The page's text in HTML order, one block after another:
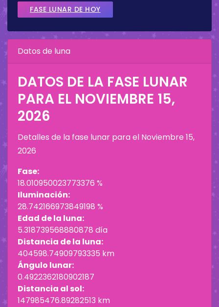
FASE LUNAR DE HOY
Datos de luna
DATOS DE LA FASE LUNAR
PARA EL NOVIEMBRE 15,
2026
Detalles de la fase lunar para el Noviembre 15,
2026
Fase:
18.010950023773376 %
Iluminación:
28.742166973849198 %
Edad de la luna:
5.318739568880878 día
Distancia de la luna:
404598.74909793335 km
Ángulo lunar:
0.4922362180902187
Distancia al sol:
147985476.89282513 km